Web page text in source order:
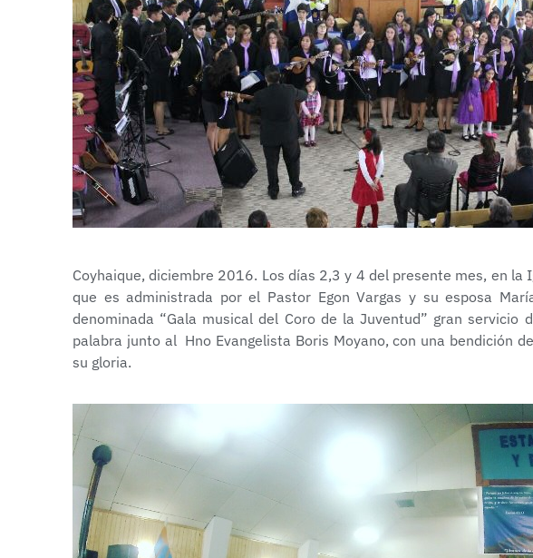
Coyhaique, diciembre 2016. Los días 2,3 y 4 del presente mes, en
que es administrada por el Pastor Egon Vargas y su esposa
denominada “Gala musical del Coro de la Juventud” gran servicio
palabra junto al Hno Evangelista Boris Moyano, con una bendición
su gloria.